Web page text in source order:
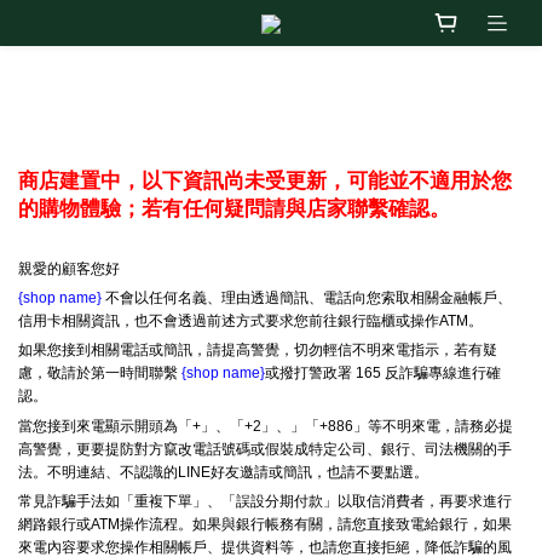
商店建置中，以下資訊尚未受更新，可能並不適用於您
的購物體驗；若有任何疑問請與店家聯繫確認。
親愛的顧客您好
{shop name} 不會以任何名義、理由透過簡訊、電話向您索取相關金融帳戶、
信用卡相關資訊，也不會透過前述方式要求您前往銀行臨櫃或操作ATM。
如果您接到相關電話或簡訊，請提高警覺，切勿輕信不明來電指示，若有疑
慮，敬請於第一時間聯繫 {shop name}或撥打警政署 165 反詐騙專線進行確
認。
當您接到來電顯示開頭為「+」、「+2」、」「+886」等不明來電，請務必提
高警覺，更要提防對方竄改電話號碼或假裝成特定公司、銀行、司法機關的手
法。不明連結、不認識的LINE好友邀請或簡訊，也請不要點選。
常見詐騙手法如「重複下單」、「誤設分期付款」以取信消費者，再要求進行
網路銀行或ATM操作流程。如果與銀行帳務有關，請您直接致電給銀行，如果
來電內容要求您操作相關帳戶、提供資料等，也請您直接拒絕，降低詐騙的風